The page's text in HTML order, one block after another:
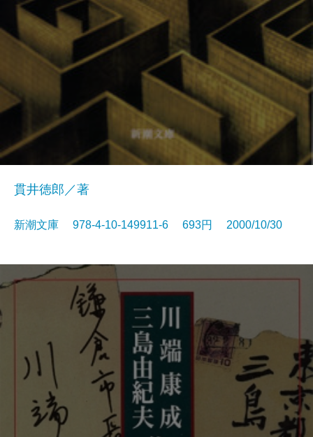
貫井徳郎／著
新潮文庫 978-4-10-149911-6 693円 2000/10/30